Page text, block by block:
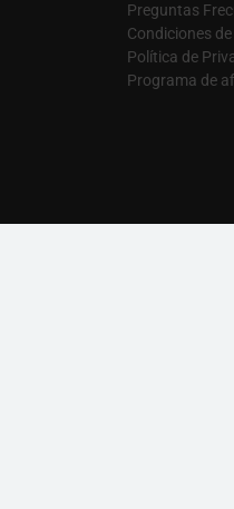
Preguntas
Condiciones
Política de
Programa de